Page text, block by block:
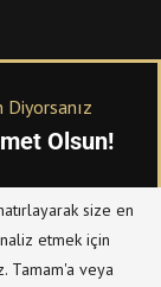
Diyorsanız
Olsun!
bağışta
size en
etmek için
Tamam'a veya